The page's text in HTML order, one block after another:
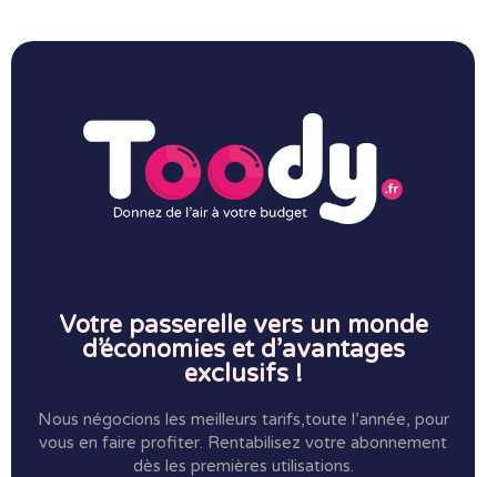
Votre passerelle vers un monde
d’économies et d’avantages
exclusifs !
Nous négocions les meilleurs tarifs,toute l’année, pour
vous en faire profiter. Rentabilisez votre abonnement
dès les premières utilisations.